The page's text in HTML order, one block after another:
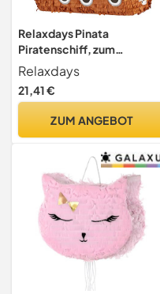
Relaxdays Pinata
Piratenschiff, zum
Aufhängen, für Kinder,
Jungs, Geburtstag, zum
selbst Befüllen, Piraten
Relaxdays
21,41 €
ZUM ANGEBOT